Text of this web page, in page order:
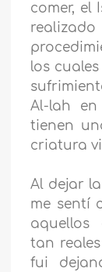
comer, el
los
Al-lah
tienen
criatura
Al dejar
me sentí
aquellos
tan
fui